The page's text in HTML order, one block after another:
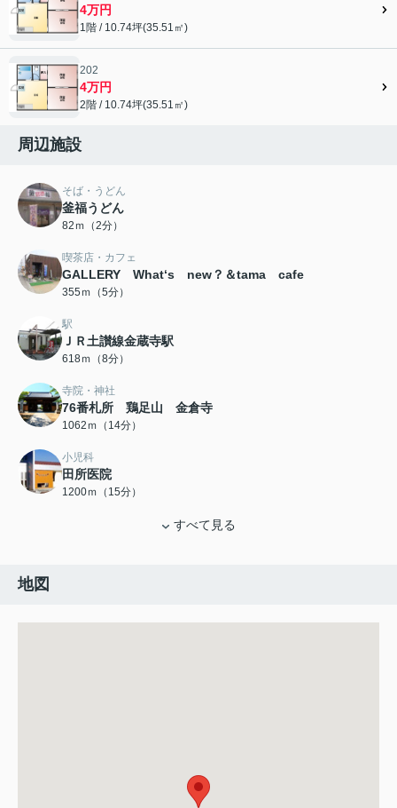
4万円
1階 / 10.74坪(35.51㎡)
202
4万円
2階 / 10.74坪(35.51㎡)
周辺施設
そば・うどん
釜福うどん
82ｍ（2分）
喫茶店・カフェ
GALLERY What‘s new？＆tama cafe
355ｍ（5分）
駅
ＪＲ土讃線金蔵寺駅
618ｍ（8分）
寺院・神社
76番札所 鶏足山 金倉寺
1062ｍ（14分）
小児科
田所医院
1200ｍ（15分）
すべて見る
地図